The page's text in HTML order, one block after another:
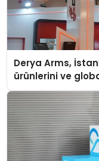
Derya Arms,
ürünlerini ve